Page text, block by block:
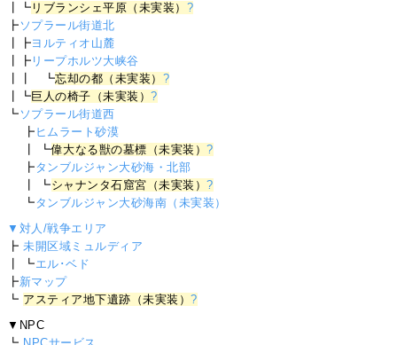
┃┗ リブランシェ平原（未実装） ?
┣ ソプラール街道北
┃┣ヨルティオ山麓
┃┣ リープホルツ大峡谷
┃┃ ┗忘却の都（未実装） ?
┃┗巨人の椅子（未実装）?
┗ ソプラール街道西
┣ ヒムラート砂漠
┃ ┗偉大なる獣の墓標（未実装）?
┣ タンブルジャン大砂海・北部
┃ ┗シャナンタ石窟宮（未実装）?
┗ タンブルジャン大砂海南（未実装）
▼対人/戦争エリア
┣未開区域ミュルディア
┃ ┗エル･ベド
┣新マップ
┗ アスティア地下遺跡（未実装）?
▼NPC